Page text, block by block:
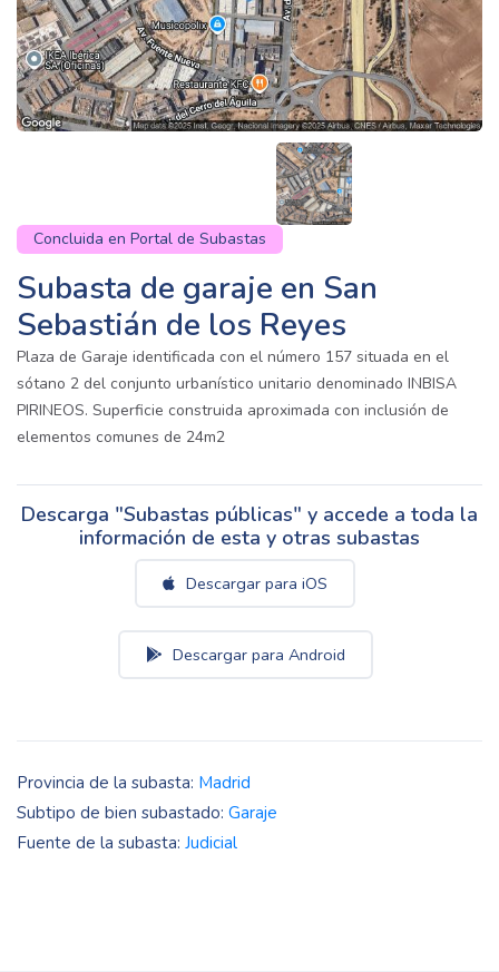
Concluida en Portal de Subastas
Subasta de garaje en San
Sebastián de los Reyes
Plaza de Garaje identificada con el número 157 situada en el
sótano 2 del conjunto urbanístico unitario denominado INBISA
PIRINEOS. Superficie construida aproximada con inclusión de
elementos comunes de 24m2
Descarga "Subastas públicas" y accede a toda la
información de esta y otras subastas
Descargar para iOS
Descargar para Android
Provincia de la subasta: Madrid
Subtipo de bien subastado: Garaje
Fuente de la subasta: Judicial